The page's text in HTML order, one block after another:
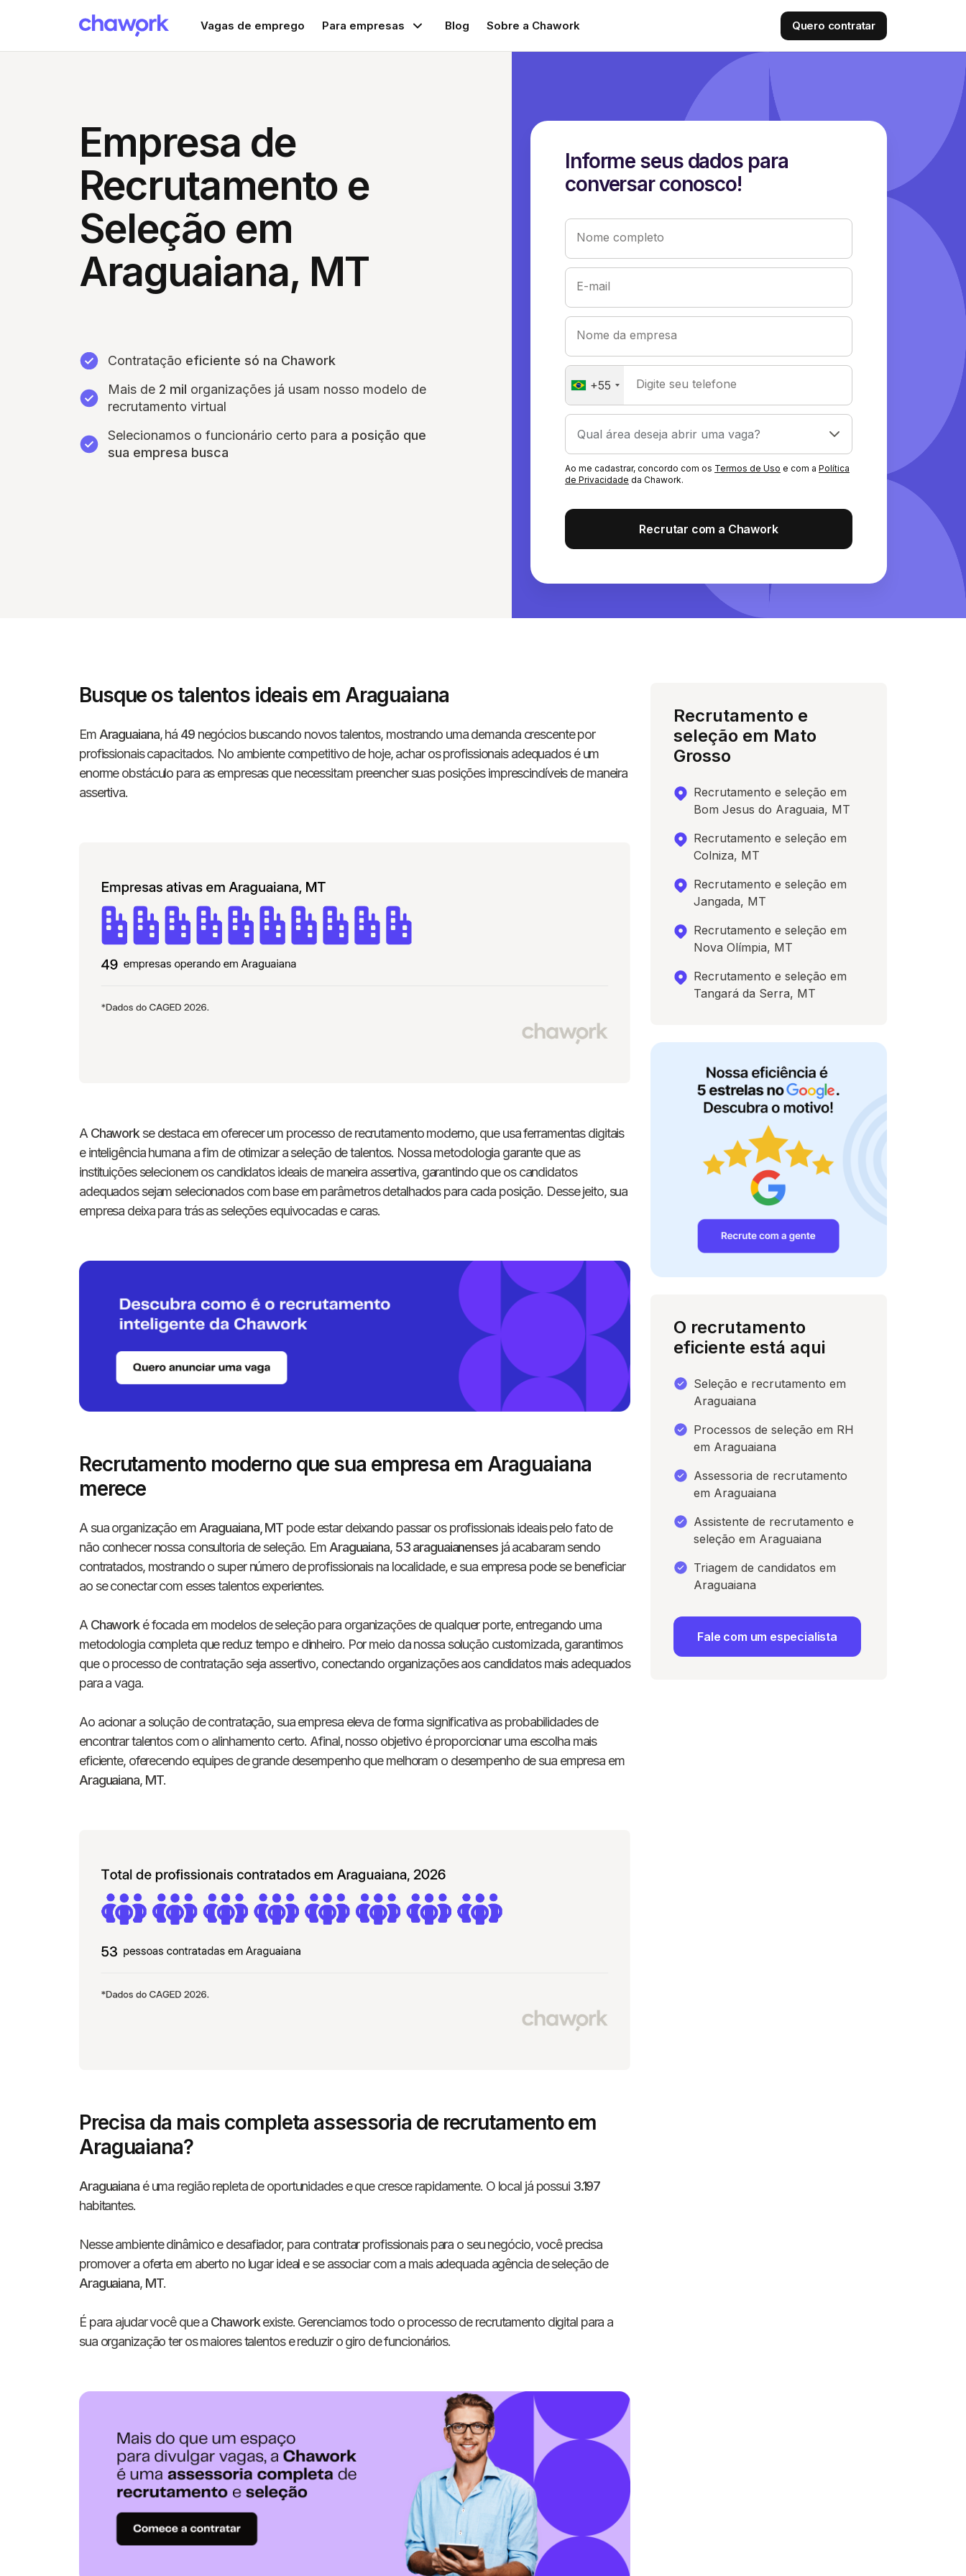
Vagas de emprego Para empresas Blog Sobre a Chawork Quero contratar
Empresa de
Recrutamento e
Seleção em
Araguaiana, MT
Contratação eficiente só na Chawork
Mais de 2 mil organizações já usam nosso modelo de
recrutamento virtual
Selecionamos o funcionário certo para a posição que
sua empresa busca
Informe seus dados para
conversar conosco!
Nome completo
E-mail
Nome da empresa
+55 Digite seu telefone
Ao me cadastrar, concordo com os Termos de Uso e com a Política
de Privacidade da Chawork.
Recrutar com a Chawork
Busque os talentos ideais em Araguaiana
Em Araguaiana, há 49negócios buscando novos talentos, mostrando uma demanda crescente por
profissionais capacitados. No ambiente competitivo de hoje, achar os profissionais adequados é um
enorme obstáculo para as empresas que necessitam preencher suas posições imprescindíveis de maneira
assertiva.
A Chaworkse destaca em oferecer um processo de recrutamento moderno, que usa ferramentas digitais
e inteligência humana a fim de otimizar a seleção de talentos. Nossa metodologia garante que as
instituições selecionem os candidatos ideais de maneira assertiva, garantindo que os candidatos
adequados sejam selecionados com base em parâmetros detalhados para cada posição. Desse jeito, sua
empresa deixa para trás as seleções equivocadas e caras.
Recrutamento moderno que sua empresa em Araguaiana
merece
A sua organização em Araguaiana, MT pode estar deixando passar os profissionais ideais pelo fato de
não conhecer nossa consultoria de seleção. Em Araguaiana, 53 araguaianensesjá acabaram sendo
contratados, mostrando o super número de profissionais na localidade, e sua empresa pode se beneficiar
ao se conectar com esses talentos experientes.
A Chawork é focada em modelos de seleção para organizações de qualquer porte, entregando uma
metodologia completa que reduz tempo e dinheiro. Por meio da nossa solução customizada, garantimos
que o processo de contratação seja assertivo, conectando organizações aos candidatos mais adequados
para a vaga.
Ao acionar a solução de contratação, sua empresa eleva de forma significativa as probabilidades de
encontrar talentos com o alinhamento certo. Afinal, nosso objetivo é proporcionar uma escolha mais
eficiente, oferecendo equipes de grande desempenho que melhoram o desempenho de sua empresa em
Araguaiana, MT.
Precisa da mais completa assessoria de recrutamento em
Araguaiana?
Araguaianaé uma região repleta de oportunidades e que cresce rapidamente. O local já possui 3.197
habitantes.
Nesse ambiente dinâmico e desafiador, para contratar profissionais para o seu negócio, você precisa
promover a oferta em aberto no lugar ideal e se associar com a mais adequada agência de seleção de
Araguaiana, MT.
É para ajudar você que a Chaworkexiste. Gerenciamos todo o processo de recrutamento digital para a
sua organização ter os maiores talentos e reduzir o giro de funcionários.
Recrutamento e
seleção em Mato
Grosso
Recrutamento e seleção em
Bom Jesus do Araguaia, MT
Recrutamento e seleção em
Colniza, MT
Recrutamento e seleção em
Jangada, MT
Recrutamento e seleção em
Nova Olímpia, MT
Recrutamento e seleção em
Tangará da Serra, MT
O recrutamento
eficiente está aqui
Seleção e recrutamento em
Araguaiana
Processos de seleção em RH
em Araguaiana
Assessoria de recrutamento
em Araguaiana
Assistente de recrutamento e
seleção em Araguaiana
Triagem de candidatos em
Araguaiana
Fale com um especialista
Informe seus dados para conversar
Nome completo
Nome da empresa